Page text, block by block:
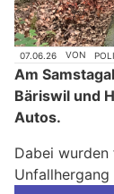
07.06.26 VON
Am
Bäriswil und
Autos.
Dabei